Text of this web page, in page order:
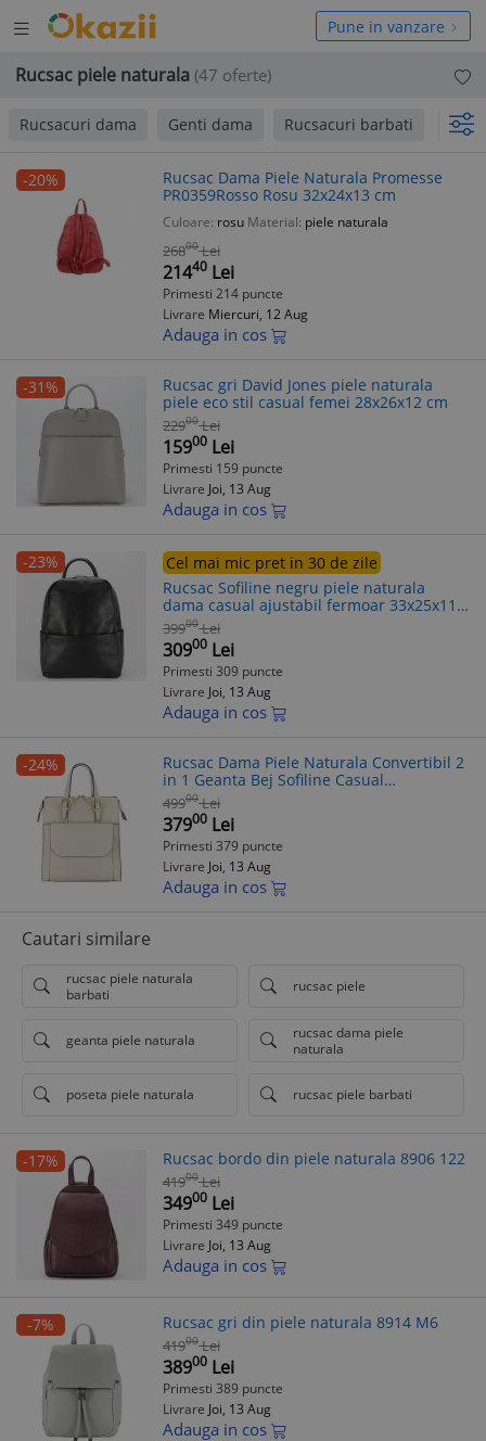
Deschide
meniul
Pune in vanzare
Rucsac piele naturala (47 oferte)
Rucsacuri dama Genti dama Rucsacuri barbati
-20%
Rucsac Dama Piele Naturala Promesse
PR0359Rosso Rosu 32x24x13 cm
Culoare: rosu Material: piele naturala
26800 Lei
21440 Lei
Primesti 214 puncte
Livrare Miercuri, 12 Aug
Adauga in cos
-31%
Rucsac gri David Jones piele naturala
piele eco stil casual femei 28x26x12 cm
22900 Lei
15900 Lei
Primesti 159 puncte
Livrare Joi, 13 Aug
Adauga in cos
-23%
Cel mai mic pret in 30 de zile
Rucsac Sofiline negru piele naturala
dama casual ajustabil fermoar 33x25x11
cm
39900 Lei
30900 Lei
Primesti 309 puncte
Livrare Joi, 13 Aug
Adauga in cos
-24%
Rucsac Dama Piele Naturala Convertibil 2
in 1 Geanta Bej Sofiline Casual
Dimensiune 30x28x12cm Accesorii Dama
Auriu
49900 Lei
37900 Lei
Primesti 379 puncte
Livrare Joi, 13 Aug
Adauga in cos
Cautari similare
rucsac piele naturala
barbati
rucsac piele
geanta piele naturala
rucsac dama piele
naturala
poseta piele naturala rucsac piele barbati
-17% Rucsac bordo din piele naturala 8906 122
41900 Lei
34900 Lei
Primesti 349 puncte
Livrare Joi, 13 Aug
Adauga in cos
-7% Rucsac gri din piele naturala 8914 M6
41900 Lei
38900 Lei
Primesti 389 puncte
Livrare Joi, 13 Aug
Adauga in cos